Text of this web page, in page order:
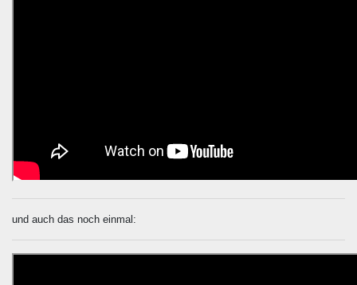
und auch das noch einmal: